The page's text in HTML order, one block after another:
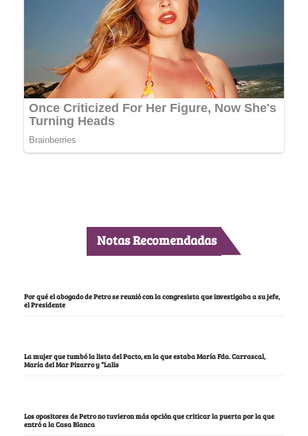
Notas Recomendadas
Por qué el abogado de Petro se reunió con la congresista que investigaba a su jefe,
el Presidente
La mujer que tumbó la lista del Pacto, en la que estaba María Fda. Carrascal,
María del Mar Pizarro y “Lalis
Los opositores de Petro no tuvieron más opción que criticar la puerta por la que
entró a la Casa Blanca